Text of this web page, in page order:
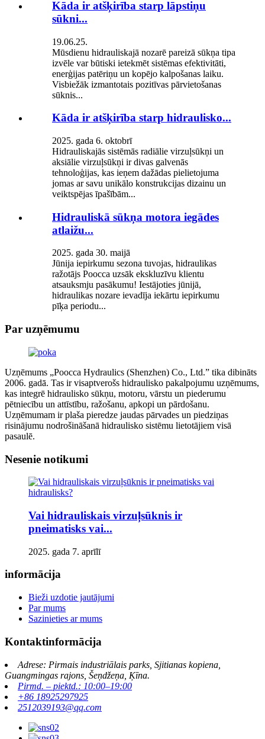
Kāda ir atšķirība starp lāpstiņu
sūkni...
19.06.25.
Mūsdienu hidrauliskajā nozarē pareizā sūkņa tipa
izvēle var būtiski ietekmēt sistēmas efektivitāti,
enerģijas patēriņu un kopējo kalpošanas laiku.
Visbiežāk izmantotais pozitīvas pārvietošanas
sūknis...
Kāda ir atšķirība starp hidraulisko...
2025. gada 6. oktobrī
Hidrauliskajās sistēmās radiālie virzuļsūkņi un
aksiālie virzuļsūkņi ir divas galvenās
tehnoloģijas, kas ieņem dažādas pielietojuma
jomas ar savu unikālo konstrukcijas dizainu un
veiktspējas īpašībām...
Hidrauliskā sūkņa motora iegādes
atlaižu...
2025. gada 30. maijā
Jūnija iepirkumu sezona tuvojas, hidraulikas
ražotājs Poocca uzsāk ekskluzīvu klientu
atsauksmju pasākumu! Iestājoties jūnijā,
hidraulikas nozare ievadīja iekārtu iepirkumu
pīķa periodu...
Par uzņēmumu
Uzņēmums „Poocca Hydraulics (Shenzhen) Co., Ltd.” tika dibināts
2006. gadā. Tas ir visaptverošs hidraulisko pakalpojumu uzņēmums,
kas integrē hidraulisko sūkņu, motoru, vārstu un piederumu
pētniecību un attīstību, ražošanu, apkopi un pārdošanu.
Uzņēmumam ir plaša pieredze jaudas pārvades un piedziņas
risinājumu nodrošināšanā hidraulisko sistēmu lietotājiem visā
pasaulē.
Nesenie notikumi
Vai hidrauliskais virzuļsūknis ir
pneimatisks vai...
2025. gada 7. aprīlī
informācija
Bieži uzdotie jautājumi
Par mums
Sazinieties ar mums
Kontaktinformācija
Adrese: Pirmais industriālais parks, Sjitianas kopiena,
Guangmingas rajons, Šeņdžeņa, Ķīna.
Pirmd. – piektd.: 10:00–19:00
+86 18925297925
2512039193@qq.com